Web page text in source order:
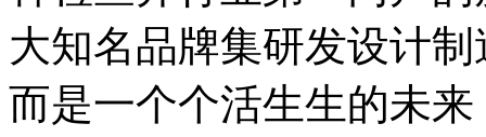
大知名品牌集研发设计
而是一个个活生生的未